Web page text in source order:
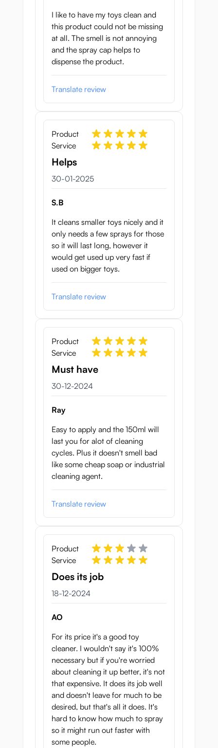
de ingrediënten van de spray wat tijd om in
te werken.
Spoel je speeltje weer af en droog het goed
Was je handen
Specificaties van de
KYO Reinigingsspray
voor speeltjes
Afmetingen: 17cm hoog, 3,7 cm breed
Bevat een dop om te voorkomen dat het
product er onopzettelijk uitloopt.
I like to have my toys clean and
this product could not be missing
at all. The smell is not annoying
and the spray cap helps to
dispense the product.
Translate review
Product
Service
Helps
30 januari 2025
30-01-2025
S.B
It cleans smaller toys nicely and it
only needs a few sprays for those
so it will last long, however it
would get used up very fast if
used on bigger toys.
Translate review
Product
Service
Must have
30 december 2024
30-12-2024
Ray
Easy to apply and the 150ml will
last you for alot of cleaning
cycles. Plus it doesn't smell bad
like some cheap soap or industrial
cleaning agent.
Translate review
Product
Service
Does its job
18 december 2024
18-12-2024
AO
For its price it's a good toy
cleaner. I wouldn't say it's 100%
necessary but if you're worried
about cleaning it up better, it's not
that expensive. It does its job well
and doesn't leave for much to be
desired, but that's all it does. It's
hard to know how much to spray
so it might run out faster with
some people.